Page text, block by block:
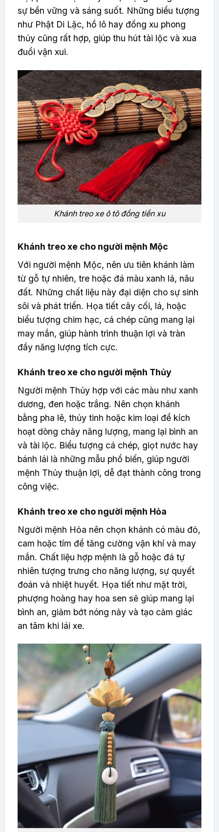
sự bền vững và sáng suốt. Những biểu tượng
như Phật Di Lặc, hồ lô hay đồng xu phong
thủy cũng rất hợp, giúp thu hút tài lộc và xua
đuổi vận xui.
Khánh treo xe ô tô đồng tiền xu
Khánh treo xe cho người mệnh Mộc
Với người mệnh Mộc, nên ưu tiên khánh làm
từ gỗ tự nhiên, tre hoặc đá màu xanh lá, nâu
đất. Những chất liệu này đại diện cho sự sinh
sôi và phát triển. Họa tiết cây cối, lá, hoặc
biểu tượng chim hạc, cá chép cũng mang lại
may mắn, giúp hành trình thuận lợi và tràn
đầy năng lượng tích cực.
Khánh treo xe cho người mệnh Thủy
Người mệnh Thủy hợp với các màu như xanh
dương, đen hoặc trắng. Nên chọn khánh
bằng pha lê, thủy tinh hoặc kim loại để kích
hoạt dòng chảy năng lượng, mang lại bình an
và tài lộc. Biểu tượng cá chép, giọt nước hay
bánh lái là những mẫu phổ biến, giúp người
mệnh Thủy thuận lợi, dễ đạt thành công trong
công việc.
Khánh treo xe cho người mệnh Hỏa
Người mệnh Hỏa nên chọn khánh có màu đỏ,
cam hoặc tím để tăng cường vận khí và may
mắn. Chất liệu hợp mệnh là gỗ hoặc đá tự
nhiên tượng trưng cho năng lượng, sự quyết
đoán và nhiệt huyết. Họa tiết như mặt trời,
phượng hoàng hay hoa sen sẽ giúp mang lại
bình an, giảm bớt nóng nảy và tạo cảm giác
an tâm khi lái xe.